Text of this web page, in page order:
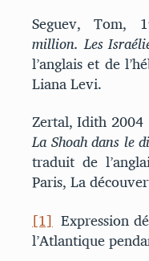
Seguev,
million. Les
l’anglais et de
Liana Levi.
Zertal, Idith
La Shoah dans le
traduit de
Paris, La
[1] Expression
l’Atlantique